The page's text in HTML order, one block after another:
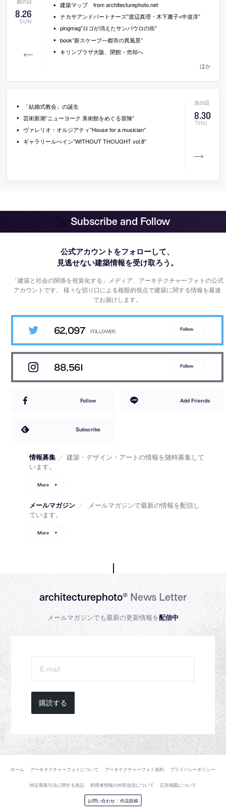
8.26
SUN
建築マップ from architecturephoto.net
ナカサアンドパートナーズ”渡辺真理・木下庸子×中道淳”
pingmag”ロゴが消えたサンパウロの街”
book”新スケープ―都市の異風景”
キリンプラザ大阪、閉館・売却へ
ほか
8.30
THU
「結婚式教会」の誕生
芸術新潮”ニューヨーク 美術館をめぐる冒険”
ヴァレリオ・オルジアティ”House for a musician”
ギャラリールべイン”WITHOUT THOUGHT vol.8″
Subscribe and Follow
公式アカウントをフォローして、
見逃せない建築情報を受け取ろう。
「建築と社会の関係を視覚化する」メディア、アーキテクチャーフォトの公式
アカウントです。様々な切り口による複眼的視点で建築に関する情報を最速
でお届けします。
62,097 Follow
88,561 Follow
Follow Add Friends
Subscribe
情報募集 ／ 建築・デザイン・アートの情報を随時募集して
います。
More
メールマガジン ／
メールマガジンで最新の情報を配信し
ています。
More
architecturephoto®News Letter
メールマガジンでも最新の更新情報を配信中
購読する
ホーム アーキテクチャーフォトについて アーキテクチャーフォト規約 プライバシーポリシー
特定商取引法に関する表記 利用者情報の外部送信について 広告掲載について
お問い合わせ / 作品投稿